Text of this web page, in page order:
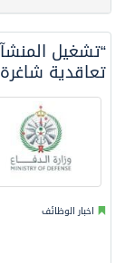
تعاقدية
اخبار الوظائف